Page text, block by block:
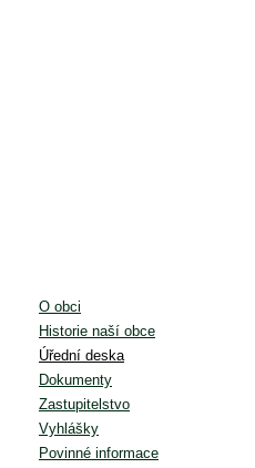
O obci
Historie naší obce
Úřední deska
Dokumenty
Zastupitelstvo
Vyhlášky
Povinné informace